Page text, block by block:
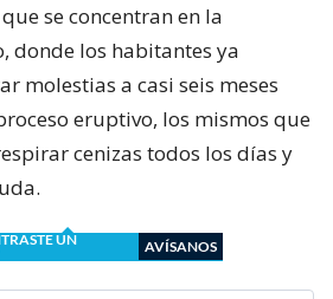
se concentran en la
donde los habitantes ya
molestias a casi seis meses
eruptivo, los mismos que
cenizas todos los días y
UN
AVÍSANOS